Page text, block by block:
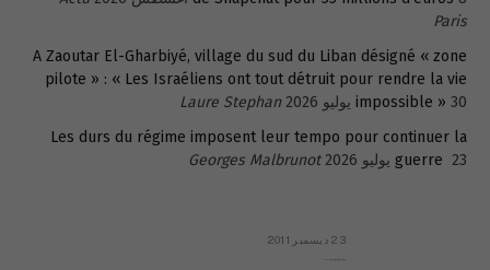
Paris
A Zaoutar El-Gharbiyé, village du sud du Liban désigné « zone
pilote » : « Les Israéliens ont tout détruit pour rendre la vie
impossible » 30 يوليو 2026
Laure Stephan
Les durs du régime imposent leur tempo pour continuer la
guerre 23 يوليو 2026 Georges Malbrunot
23 ديسمبر 2011